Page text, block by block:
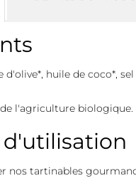
d'olive*, huile de coco*,
l'agriculture biologique.
d'utilisation
nos tartinables